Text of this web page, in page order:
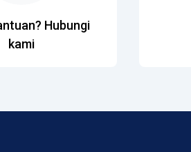
Hubungi
kami